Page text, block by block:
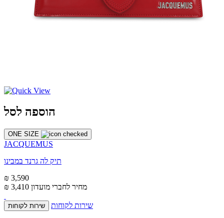
הוספה לסל
ONE SIZE
JACQUEMUS
תיק לה גרנד במבינו
₪ 3,590
₪ 3,410 מחיר לחברי מועדון
שירות לקוחות שירות לקוחות